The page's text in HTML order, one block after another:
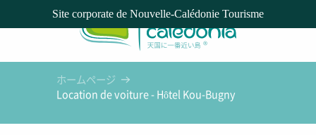
Site corporate de Nouvelle-Calédonie Tourisme
ホームページ
Location de voiture - Hôtel Kou-Bugny